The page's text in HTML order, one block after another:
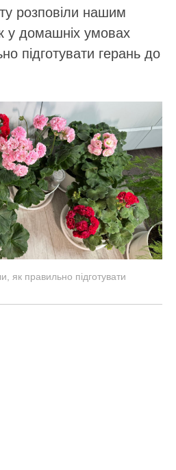
розповіли нашим
у домашніх умовах
підготувати герань до
як правильно підготувати